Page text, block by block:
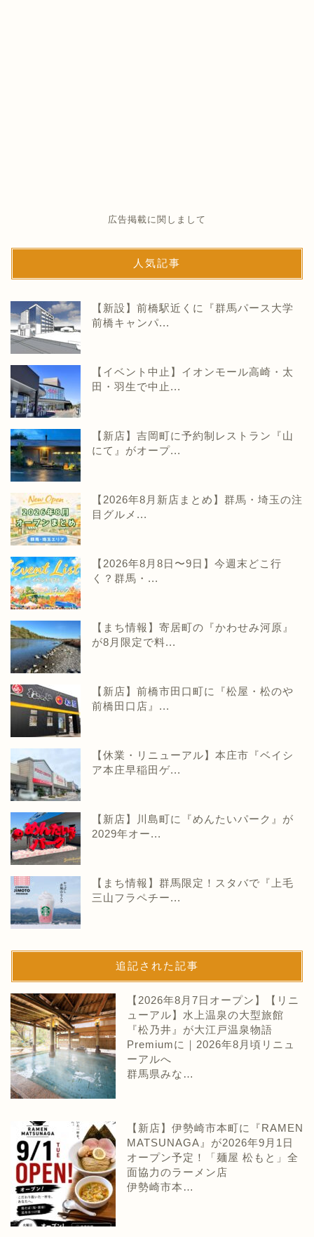
広告掲載に関しまして
人気記事
【新設】前橋駅近くに『群馬パース大学
前橋キャンパ...
【イベント中止】イオンモール高崎・太
田・羽生で中止...
【新店】吉岡町に予約制レストラン『山
にて』がオープ...
【2026年8月新店まとめ】群馬・埼玉の注
目グルメ...
【2026年8月8日〜9日】今週末どこ行
く？群馬・...
【まち情報】寄居町の『かわせみ河原』
が8月限定で料...
【新店】前橋市田口町に『松屋・松のや
前橋田口店』...
【休業・リニューアル】本庄市『ベイシ
ア本庄早稲田ゲ...
【新店】川島町に『めんたいパーク』が
2029年オー...
【まち情報】群馬限定！スタバで『上毛
三山フラペチー...
追記された記事
【2026年8月7日オープン】【リニ
ューアル】水上温泉の大型旅館
『松乃井』が大江戸温泉物語
Premiumに｜2026年8月頃リニュ
ーアルへ
群馬県みな…
【新店】伊勢崎市本町に『RAMEN
MATSUNAGA』が2026年9月1日
オープン予定！「麺屋 松もと」全
面協力のラーメン店
伊勢崎市本…